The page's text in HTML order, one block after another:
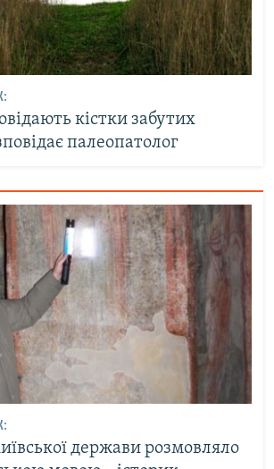
кістки забутих
палеопатолог
держави розмовляло